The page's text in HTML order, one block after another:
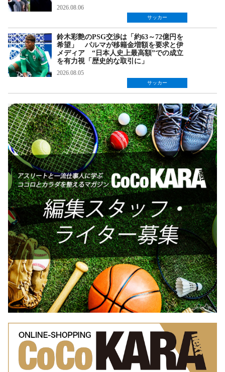
2026.08.06
サッカー
鈴木彩艶のPSG交渉は「約63～72億円を
希望」 パルマが移籍金増額を要求と伊
メディア “日本人史上最高額”での成立
を有力視「歴史的な取引に」
2026.08.05
サッカー